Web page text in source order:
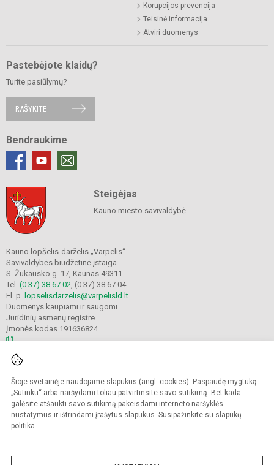
Šioje svetainėje naudojame slapukus (angl. cookies). Paspaudę mygtuką
„Sutinku“ arba naršydami toliau patvirtinsite savo sutikimą. Bet kada
galėsite atšaukti savo sutikimą pakeisdami interneto naršyklės
nustatymus ir ištrindami įrašytus slapukus. Susipažinkite su slapukų
politika.
Korupcijos prevencija
Teisinė informacija
Atviri duomenys
Pastebėjote klaidų?
Turite pasiūlymų?
RAŠYKITE
Bendraukime
Steigėjas
Kauno miesto savivaldybė
Kauno lopšelis-darželis „Varpelis“
Savivaldybės biudžetinė įstaiga
S. Žukausko g. 17, Kaunas 49311
Tel. (0 37) 38 67 02 , (0 37) 38 67 04
El. p. lopselisdarzelis@varpelisld.lt
Duomenys kaupiami ir saugomi
Juridinių asmenų registre
Įmonės kodas 191636824
Kopijuoti turinį be raštiško įstaigos administracijos sutikimo griežtai draudžiama.
Prieinamumo paraiška Slapukų politika
Sumanus būdas atnaujinti